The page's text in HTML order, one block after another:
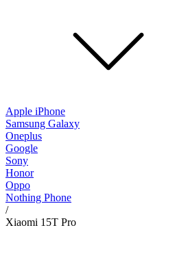
Apple iPhone
Samsung Galaxy
Oneplus
Google
Sony
Honor
Oppo
Nothing Phone
/
Xiaomi 15T Pro